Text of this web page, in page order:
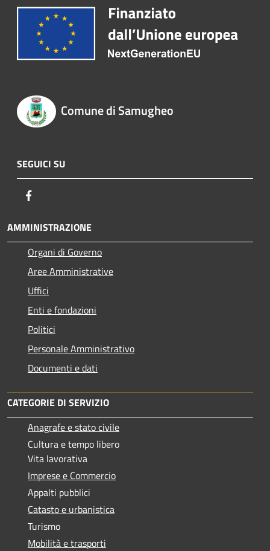
Comune di Samugheo
SEGUICI SU
AMMINISTRAZIONE
Organi di Governo
Aree Amministrative
Uffici
Enti e fondazioni
Politici
Personale Amministrativo
Documenti e dati
CATEGORIE DI SERVIZIO
Anagrafe e stato civile
Cultura e tempo libero
Vita lavorativa
Imprese e Commercio
Appalti pubblici
Catasto e urbanistica
Turismo
Mobilità e trasporti